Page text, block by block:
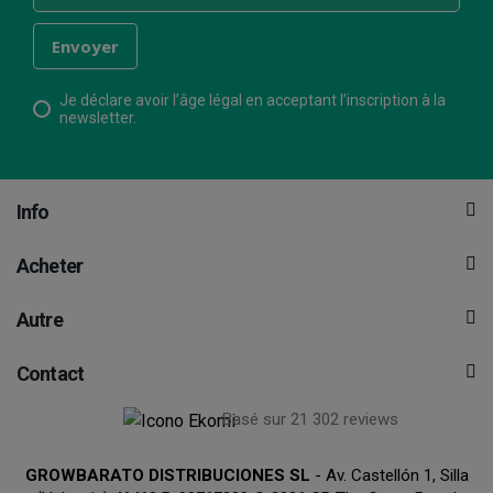
Je déclare avoir l’âge légal en acceptant l’inscription à la
newsletter.
Info
Acheter
Autre
Contact
Basé sur 21 302 reviews
GROWBARATO DISTRIBUCIONES SL - Av. Castellón 1, Silla